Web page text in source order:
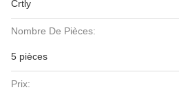
Crtly
Nombre De Pièces:
5 pièces
Prix: